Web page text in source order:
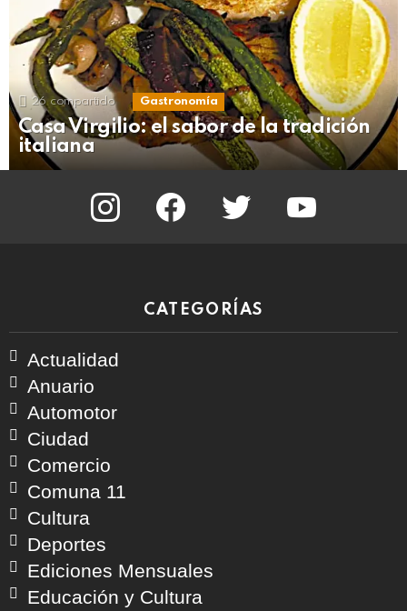
26 compartido Gastronomía
Casa Virgilio: el sabor de la tradición
italiana
instagram facebook twitter
CATEGORÍAS
Actualidad
Anuario
Automotor
Ciudad
Comercio
Comuna 11
Cultura
Deportes
Ediciones Mensuales
Educación y Cultura